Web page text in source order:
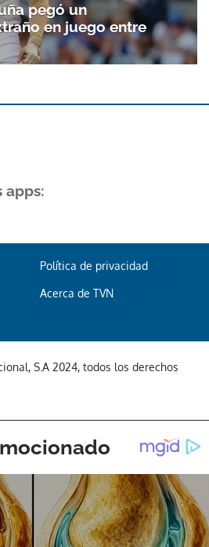
ACEPTAR
pegó un
en juego entre
apps:
Política de privacidad
Acerca de TVN
S.A 2024, todos los derechos